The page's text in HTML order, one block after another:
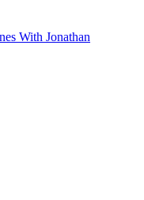
With Jonathan